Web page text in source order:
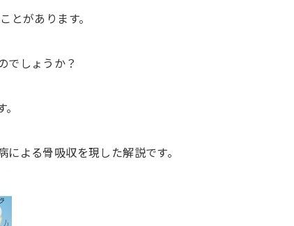
とがあります。
でしょうか？
よる骨吸収を現した解説です。